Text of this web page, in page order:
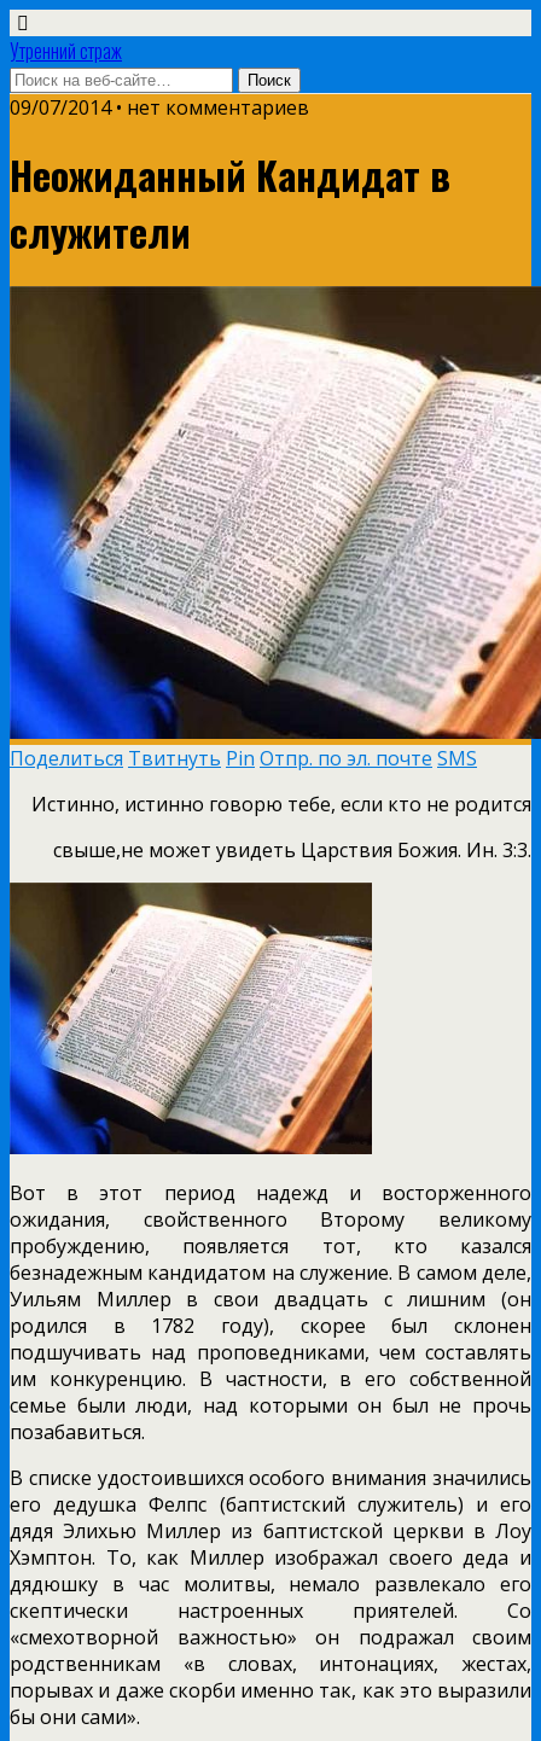
Утренний страж
09/07/2014 • нет комментариев
Неожиданный Кандидат в
служители
Поделиться Твитнуть Pin Отпр. по эл. почте SMS
Истинно, истинно говорю тебе, если кто не родится
свыше,не может увидеть Царствия Божия. Ин. 3:3.
Вот в этот период надежд и восторженного
ожидания, свойственного Второму великому
пробуждению, появляется тот, кто казался
безнадежным кандидатом на служение. В самом деле,
Уильям Миллер в свои двадцать с лишним (он
родился в 1782 году), скорее был склонен
подшучивать над проповедниками, чем составлять
им конкуренцию. В частности, в его собственной
семье были люди, над которыми он был не прочь
позабавиться.
В списке удостоившихся особого внимания значились
его дедушка Фелпс (баптистский служитель) и его
дядя Элихью Миллер из баптистской церкви в Лоу
Хэмптон. То, как Миллер изображал своего деда и
дядюшку в час молитвы, немало развлекало его
скептически настроенных приятелей. Со
«смехотворной важностью» он подражал своим
родственникам «в словах, интонациях, жестах,
порывах и даже скорби именно так, как это выразили
бы они сами».